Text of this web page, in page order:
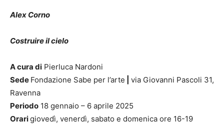
Alex Corno
Costruire il cielo
A cura di Pierluca Nardoni
Sede Fondazione Sabe per l’arte
via Giovanni Pascoli 31,
Ravenna
Periodo 18 gennaio – 6 aprile 2025
Orarigiovedì, venerdì, sabato e domenica ore 16-19